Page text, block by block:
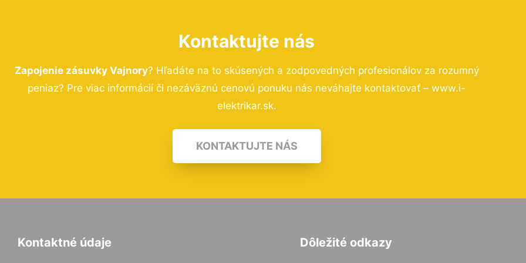
Kontaktujte nás
Zapojenie zásuvky Vajnory? Hľadáte na to skúsených a zodpovedných profesionálov za rozumný
peniaz? Pre viac informácií či nezáväznú cenovú ponuku nás neváhajte kontaktovať – www.i-
elektrikar.sk.
KONTAKTUJTE NÁS
Kontaktné údaje Dôležité odkazy